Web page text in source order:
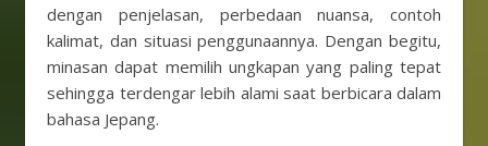
dengan penjelasan, perbedaan nuansa, contoh
kalimat, dan situasi penggunaannya. Dengan begitu,
minasan dapat memilih ungkapan yang paling tepat
sehingga terdengar lebih alami saat berbicara dalam
bahasa Jepang.